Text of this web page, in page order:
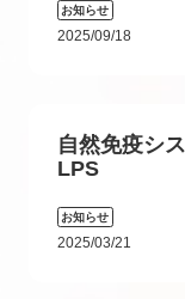
お知らせ
2025/09/18
自然免疫シ
LPS
お知らせ
2025/03/21